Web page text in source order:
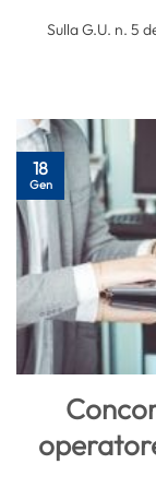
Sulla G.U. n. 5
18
Gen